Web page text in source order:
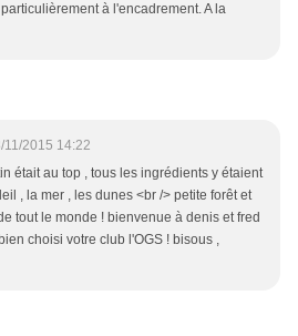
à l'encadrement. A la
11/2015 14:22
était au top , tous les ingrédients y étaient
, la mer , les dunes <br /> petite forêt et
tout le monde ! bienvenue à denis et fred
choisi votre club l'OGS ! bisous ,